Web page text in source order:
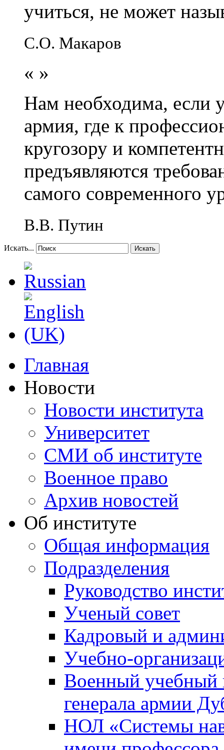
учиться, не может
С.О. Макаров
« »
Нам необходима, если
армия, где к
кругозору и
предъявляются
самого современного
В.В. Путин
Искать... Искать
Главная
Новости
Новости института
Университет
СМИ об институте
Военное право
Архив новостей
Об институте
Общая информация
Подразделения
Руководство
Ученый совет
Кадровый и
Учебно-
Военный учебный
генерала армии
НОЛ «Системы